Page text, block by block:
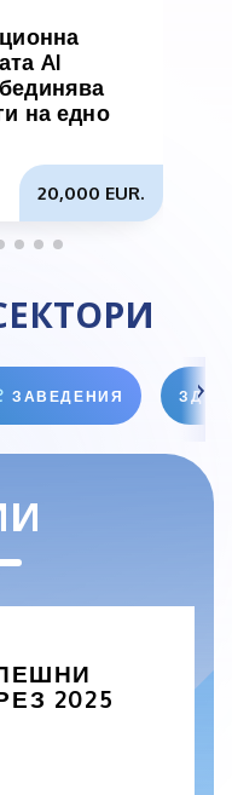
AI
на едно
20,000 EUR.
ЗАВЕДЕНИЯ
2025